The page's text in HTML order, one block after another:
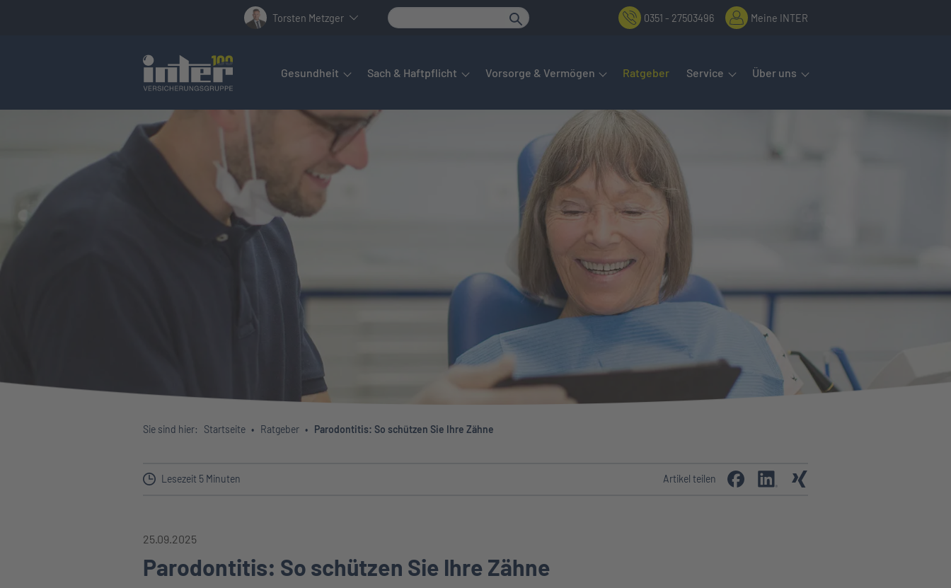
Torsten Metzger 0351 - 27503496 Meine INTER
Hier befindet sich das Hauptmenü. Dieses lässt sich per Tab steuern. Untermenüs öffnet man mit der Leertaste oder Pfeil nach unten.
Gesundheit Sach & Haftpflicht Vorsorge & Vermögen Ratgeber Service Über uns
Sie sind hier: Startseite Ratgeber Parodontitis: So schützen Sie Ihre Zähne
Lesezeit 5 Minuten Artikel teilen
25.09.2025
Parodontitis: So schützen Sie Ihre Zähne